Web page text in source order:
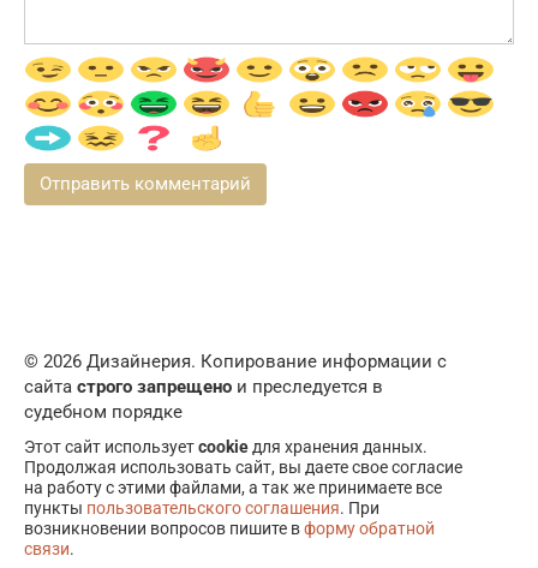
© 2026 Дизайнерия. Копирование информации с
сайта строго запрещено и преследуется в
судебном порядке
Этот сайт используетcookieдля хранения данных.
Продолжая использовать сайт, вы даете свое согласие
на работу с этими файлами, а так же принимаете все
пункты пользовательского соглашения. При
возникновении вопросов пишите вформу обратной
связи.